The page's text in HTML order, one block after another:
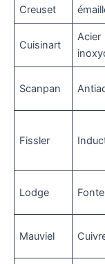
Creuset
Cuisinart
Acier
Scanpan
Fissler
Lodge Fonte
Mauviel